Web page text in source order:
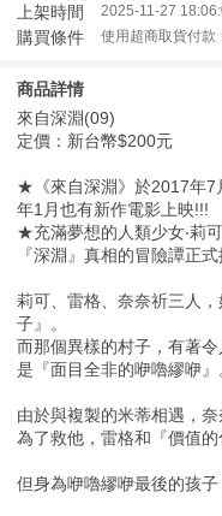
上架時間 2025-11-27
購買條件 使用超商取貨付
商品詳情
來自深淵(09)
定價：新台幣$200元
★《來自深淵》於2017年7
年1月也有新作電影上映!!!
★充滿夢想的人類少女‧莉
『深淵』真相的冒險譚正式
莉可、雷格、奈奈祈三人
子』。
而那個異樣的村子，有著
是『面目全非的咿嚕繆咿』
由於與複製的米蒂相遇，奈
為了救他，雷格和『價值
但身為咿嚕繆咿最後的孩